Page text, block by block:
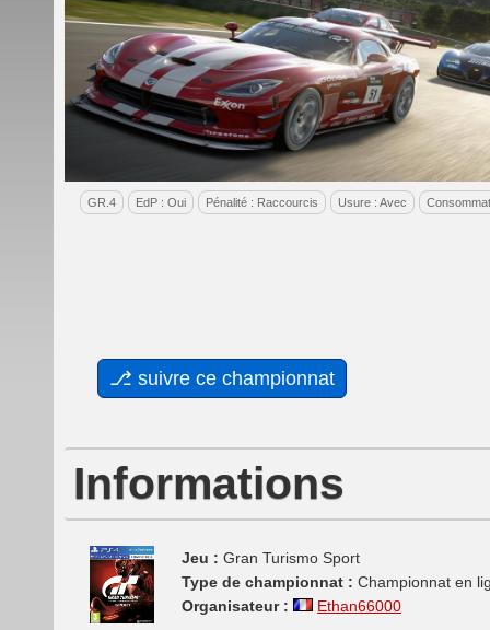
GR.4 EdP : Oui Pénalité : Raccourcis Usure : Avec
Informations
Jeu : Gran Turismo Sport
Type de championnat : Championnat en
Organisateur :
Ethan66000